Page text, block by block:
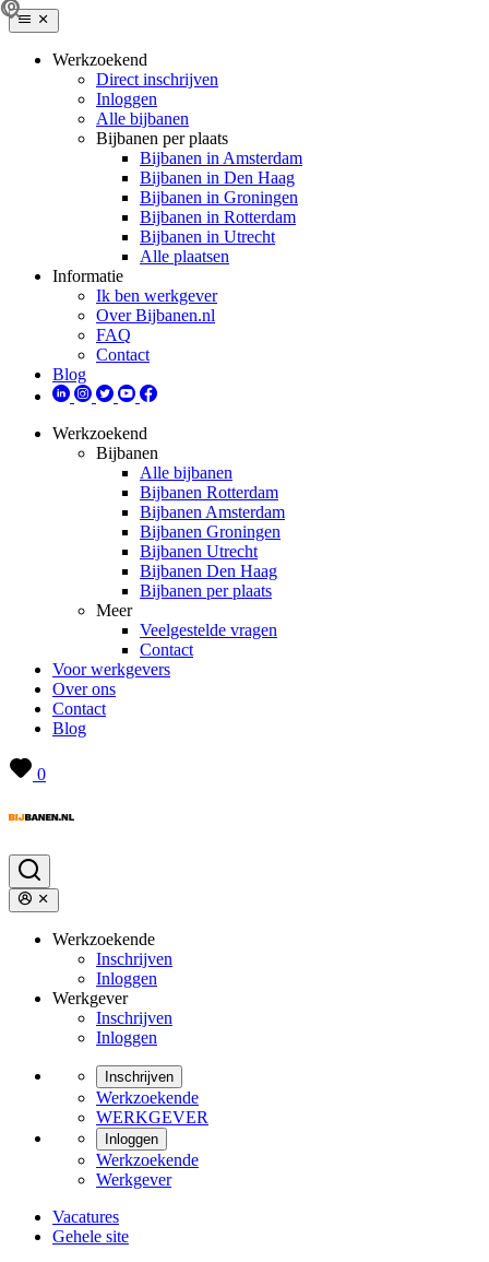
Werkzoekend
Direct inschrijven
Inloggen
Alle bijbanen
Bijbanen per plaats
Bijbanen in Amsterdam
Bijbanen in Den Haag
Bijbanen in Groningen
Bijbanen in Rotterdam
Bijbanen in Utrecht
Alle plaatsen
Informatie
Ik ben werkgever
Over Bijbanen.nl
FAQ
Contact
Blog
Werkzoekend
Bijbanen
Alle bijbanen
Bijbanen Rotterdam
Bijbanen Amsterdam
Bijbanen Groningen
Bijbanen Utrecht
Bijbanen Den Haag
Bijbanen per plaats
Meer
Veelgestelde vragen
Contact
Voor werkgevers
Over ons
Contact
Blog
0
Werkzoekende
Inschrijven
Inloggen
Werkgever
Inschrijven
Inloggen
Inschrijven
Werkzoekende
WERKGEVER
Inloggen
Werkzoekende
Werkgever
Vacatures
Gehele site